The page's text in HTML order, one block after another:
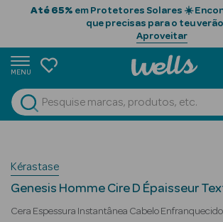
Até 65% em Protetores Solares ☀️
que precisas para o teu
Aproveitar
MENU
Ver Tudo
Beauty Season
Cabelo
Produtos de Styling
Kérastase
Genesis Homme Cire D Épaisseur
Cera Espessura Instantânea Cabelo Enfranquecido